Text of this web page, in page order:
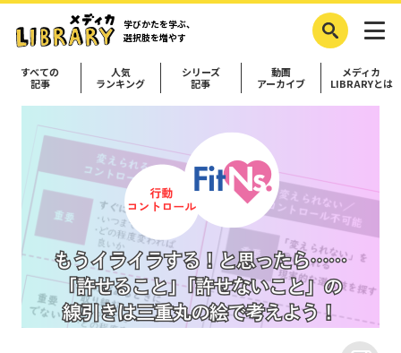
学びかたを学ぶ、
選択肢を増やす
すべての
記事
人気
ランキング
シリーズ
記事
動画
アーカイブ
メディカ
LIBRARYとは